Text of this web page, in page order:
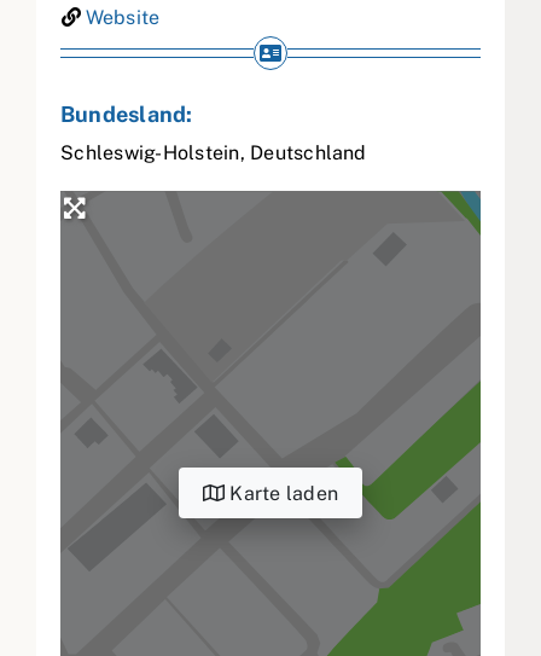
Website
Bundesland:
Schleswig-Holstein, Deutschland
Karte laden